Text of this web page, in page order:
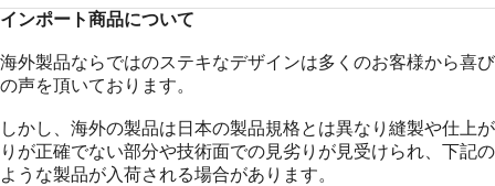
インポート商品について
海外製品ならではのステキなデザインは多くのお客様から喜び
の声を頂いております。
しかし、海外の製品は日本の製品規格とは異なり縫製や仕上が
りが正確でない部分や技術面での見劣りが見受けられ、下記の
ような製品が入荷される場合があります。